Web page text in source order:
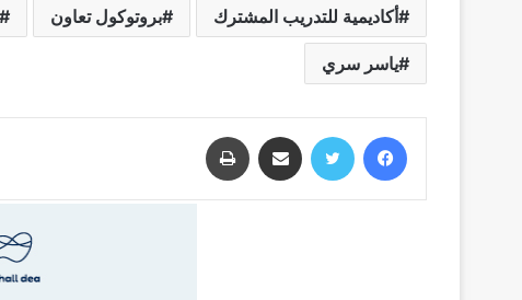
أكاديمية للتدريب المشترك بروتوكول تعاون
ياسر سري
فيسبوك تويتر مشاركة عبر البريد